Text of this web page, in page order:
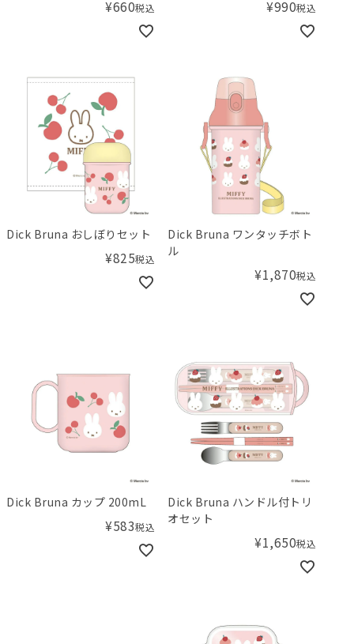
¥660税込 ¥990税込
Dick Bruna おしぼりセット
¥825税込
Dick Bruna ワンタッチボト
ル
¥1,870税込
Dick Bruna カップ 200mL
¥583税込
Dick Bruna ハンドル付トリ
オセット
¥1,650税込